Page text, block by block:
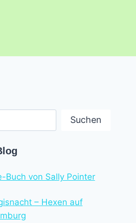
Suchen
Buch von Sally Pointer
– Hexen auf